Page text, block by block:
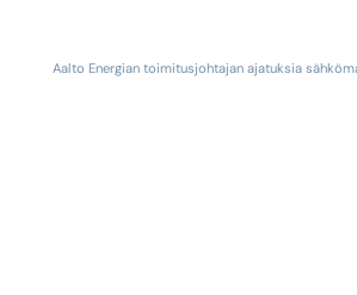
Aalto Energian toimitusjohtajan ajatuksia